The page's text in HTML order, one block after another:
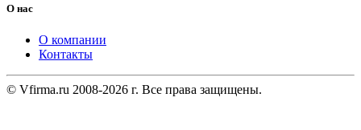
О нас
О компании
Контакты
© Vfirma.ru 2008-2026 г. Все права защищены.